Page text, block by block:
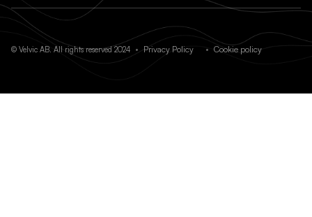
© Velvic AB. All rights reserved 2024 Privacy Policy Cookie policy